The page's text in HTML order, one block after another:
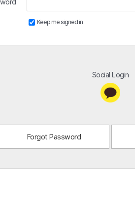
Keep me signed in
Social Login
Forgot Password